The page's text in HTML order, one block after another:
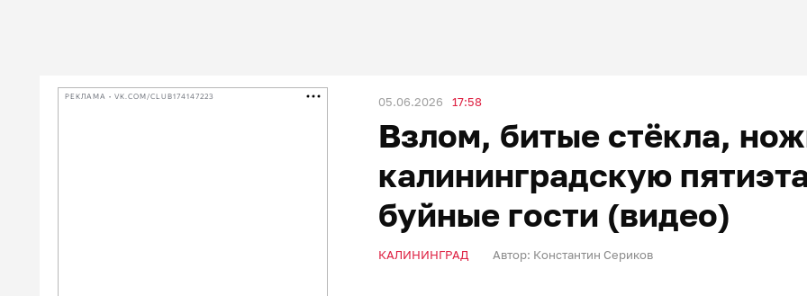
РЕКЛАМА • VK.COM/CLUB174147223 05.06.2026 17:58
Взлом, битые стёкла,
калининградскую
буйные гости (видео)
КАЛИНИНГРАД Автор: Константин Сериков